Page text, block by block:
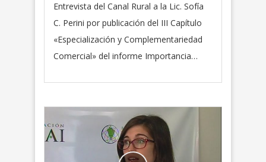
Entrevista del Canal Rural a la Lic. Sofía
C. Perini por publicación del III Capítulo
«Especialización y Complementariedad
Comercial» del informe Importancia…